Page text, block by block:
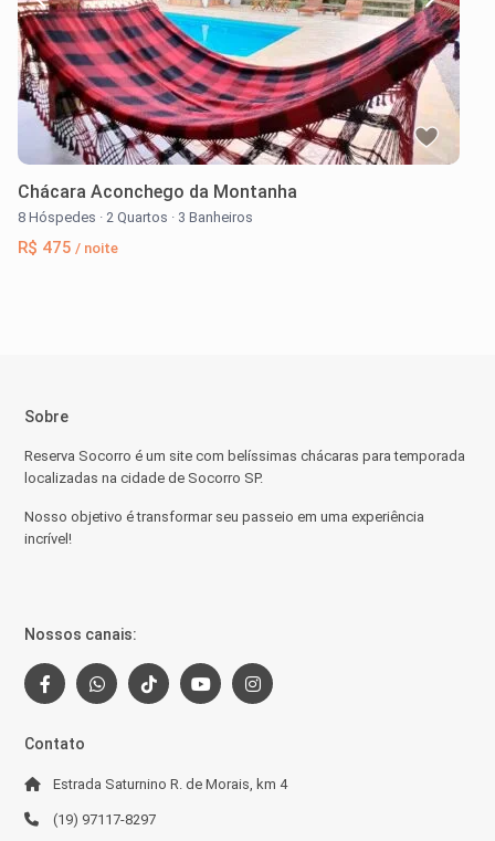
Chácara Aconchego da Montanha
8 Hóspedes · 2 Quartos · 3 Banheiros
R$ 475 / noite
Sobre
Reserva Socorro é um site com belíssimas chácaras para temporada
localizadas na cidade de Socorro SP.
Nosso objetivo é transformar seu passeio em uma experiência
incrível!
Nossos canais:
Contato
Estrada Saturnino R. de Morais, km 4
(19) 97117-8297